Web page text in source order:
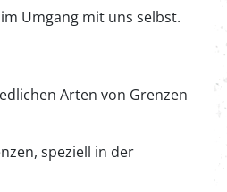
Umgang mit uns selbst.
Arten von Grenzen
speziell in der